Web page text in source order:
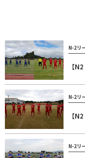
N-2リ
【
N-2リ
【
N-2リ